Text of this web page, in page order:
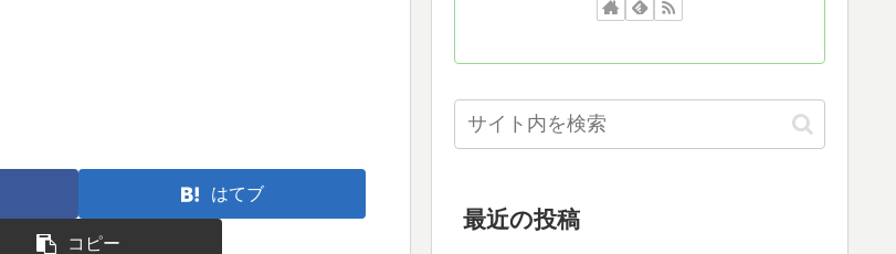
はてブ
コピー
最近の投稿